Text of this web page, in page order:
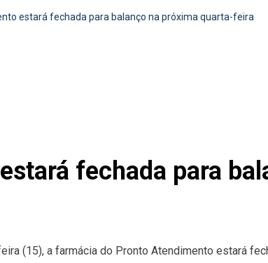
estará fechada para balanço na próxima quarta-feira
fechada para
(15), a farmácia do Pronto Atendimento estará